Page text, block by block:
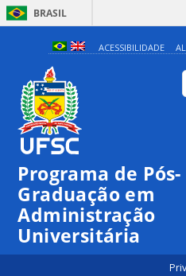
BRASIL
ACESSIBILIDADE
Programa de Pós-
Graduação em
Administração
Universitária